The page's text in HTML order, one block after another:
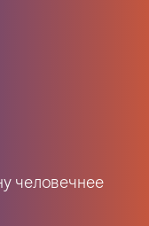
человечнее